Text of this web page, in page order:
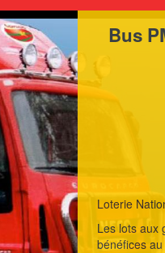
Bus
Loterie
Les lots aux
bénéfices